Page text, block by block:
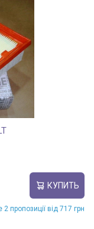
КУПИТЬ
2 пропозиції від 717 грн